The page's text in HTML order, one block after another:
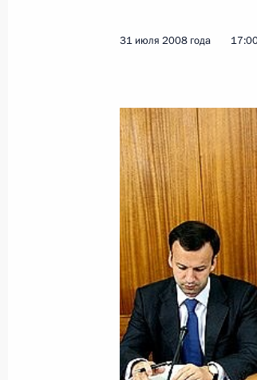
Рабочая встреча с
Правительства
14 августа 2010 года, 14:00
Россия может
20 апреля 2010 года,
Дмитрий Медведев
5 ноября 2009
31 июля 2008 года